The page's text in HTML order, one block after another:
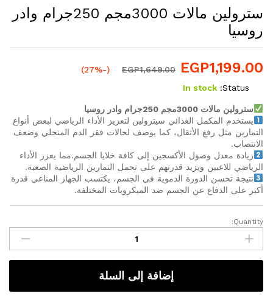
سترولين مالات 3000مجم 250جرام وادر
روسيا
EGP1,199.00
EGP1,649.00
(-27%)
Status:
In stock
سترولين مالات 3000مجم 250جرام وادر روسيا
يستخدم المكمل الغذائي سيترولين لتعزيز الأداء الرياضي لبعض أنواع
التمارين مثل رفع الأثقال، كما يوصف لحالات فقر الدم المنجلي وضعف
الانتصاب.
زيادة معدل وصول الأكسجين إلى كافة خلايا الجسم.مما يعزز الأداء
الرياضي للاعبين ويزيد قدرتهم على تحمل التمارين الرياضية الصعبة.
نتيجة تحسن الدورة الدموية في الجسم، يكتسب الجهاز المناعي قدرة
أكبر على الدفاع عن الجسم ضد الميكروبات المختلفة.
سترولين
مالات
3000مجم
روسيا
Quantity:
إضافة إلى السلة